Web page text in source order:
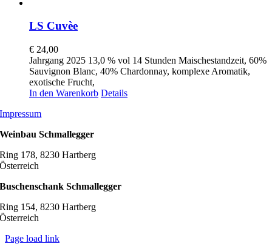
LS Cuvèe
€ 24,00
Jahrgang 2025 13,0 % vol 14 Stunden Maischestandzeit, 60%
Sauvignon Blanc, 40% Chardonnay, komplexe Aromatik,
exotische Frucht,
In den Warenkorb Details
Impressum
Weinbau Schmallegger
Ring 178, 8230 Hartberg
Österreich
Buschenschank Schmallegger
Ring 154, 8230 Hartberg
Österreich
Page load link